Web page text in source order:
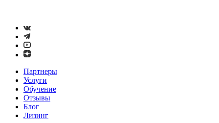
Партнеры
Услуги
Обучение
Отзывы
Блог
Лизинг